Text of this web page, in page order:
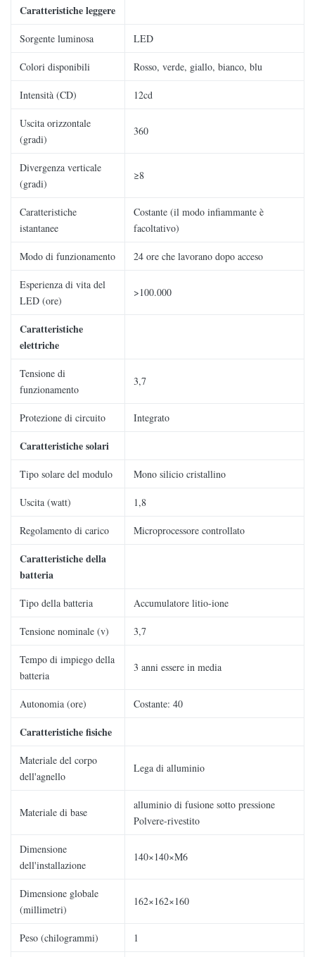
Caratteristiche leggere
Sorgente luminosa LED
Colori disponibili Rosso, verde, giallo, bianco, blu
Intensità (CD) 12cd
Uscita orizzontale
(gradi)
360
Divergenza verticale
(gradi)
≥8
Caratteristiche
istantanee
Costante (il modo infiammante è
facoltativo)
Modo di funzionamento 24 ore che lavorano dopo acceso
Esperienza di vita del
LED (ore)
>100.000
Caratteristiche
elettriche
Tensione di
funzionamento
3,7
Protezione di circuito Integrato
Caratteristiche solari
Tipo solare del modulo Mono silicio cristallino
Uscita (watt) 1,8
Regolamento di carico Microprocessore controllato
Caratteristiche della
batteria
Tipo della batteria Accumulatore litio-ione
Tensione nominale (v) 3,7
Tempo di impiego della
batteria
3 anni essere in media
Autonomia (ore) Costante: 40
Caratteristiche fisiche
Materiale del corpo
dell'agnello
Lega di alluminio
Materiale di base
alluminio di fusione sotto pressione
Polvere-rivestito
Dimensione
dell'installazione
140×140×M6
Dimensione globale
(millimetri)
162×162×160
Peso (chilogrammi) 1